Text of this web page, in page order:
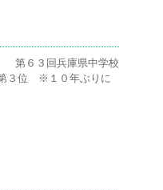
６３回兵庫県中学校
位 ※１０年ぶりに